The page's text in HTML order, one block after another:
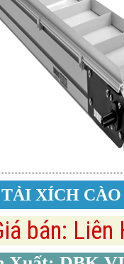
XÍCH CÀO
bán: Liên